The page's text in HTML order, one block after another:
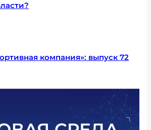
компания»: выпуск 72